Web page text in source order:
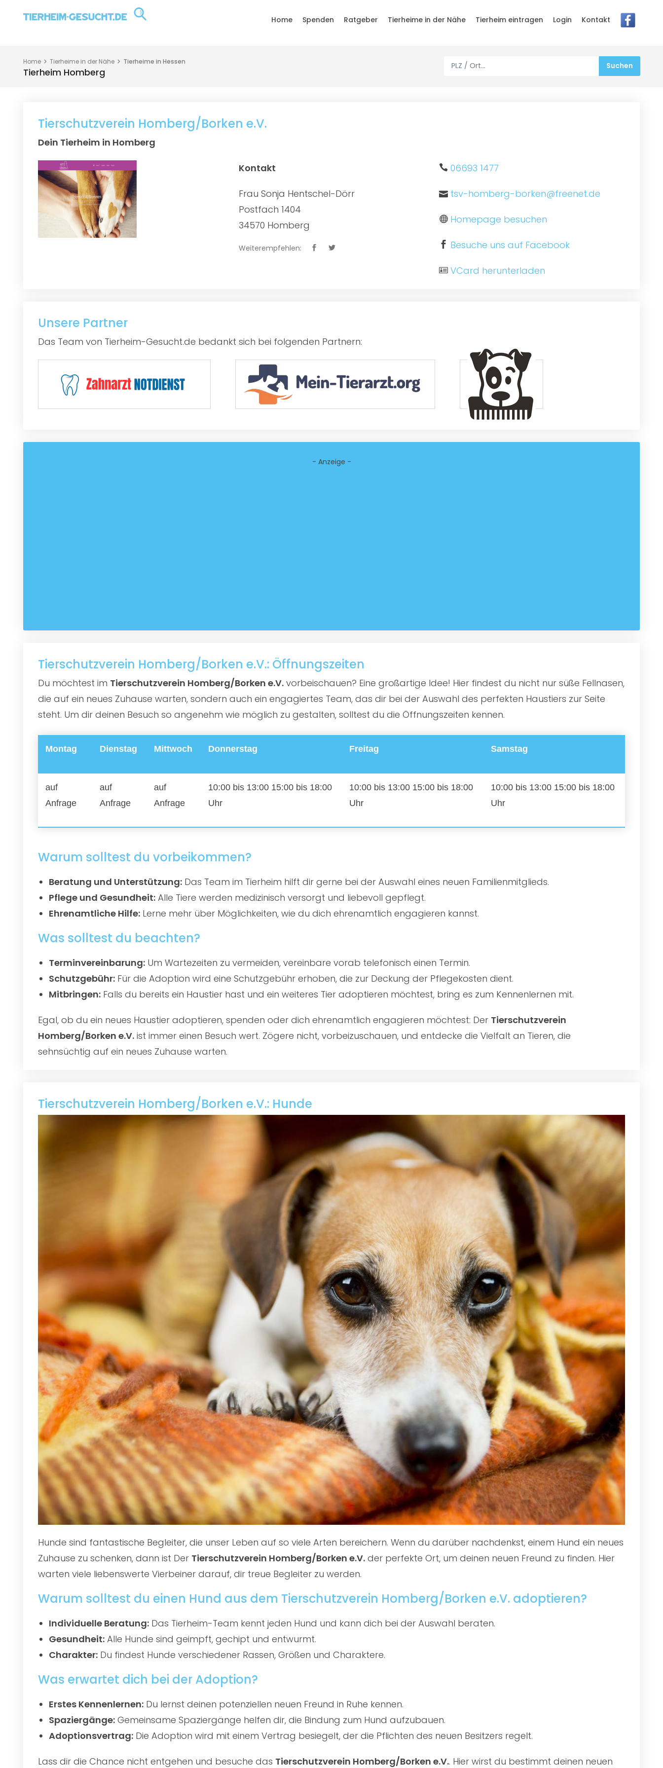
Home Spenden Ratgeber Tierheime in der Nähe Tierheim eintragen Login Kontakt
Home Tierheime in der Nähe Tierheime in Hessen
Tierheim Homberg
Tierschutzverein Homberg/Borken e.V.
Dein Tierheim in Homberg
Kontakt
Frau Sonja Hentschel-Dörr
Postfach 1404
34570 Homberg
Weiterempfehlen:
06693 1477
tsv-homberg-borken@freenet.de
Homepage besuchen
Besuche uns auf Facebook
VCard herunterladen
Unsere Partner
Das Team von Tierheim-Gesucht.de bedankt sich bei folgenden Partnern:
- Anzeige -
Tierschutzverein Homberg/Borken e.V.: Öffnungszeiten
Du möchtest im Tierschutzverein Homberg/Borken e.V. vorbeischauen? Eine großartige Idee! Hier findest du nicht nur süße Fellnasen,
die auf ein neues Zuhause warten, sondern auch ein engagiertes Team, das dir bei der Auswahl des perfekten Haustiers zur Seite
steht. Um dir deinen Besuch so angenehm wie möglich zu gestalten, solltest du die Öffnungszeiten kennen.
Montag Dienstag Mittwoch Donnerstag Freitag Samstag
auf
Anfrage
auf
Anfrage
auf
Anfrage
10:00 bis 13:00 15:00 bis 18:00
Uhr
10:00 bis 13:00 15:00 bis 18:00
Uhr
10:00 bis 13:00 15:00 bis 18:00
Uhr
Warum solltest du vorbeikommen?
Beratung und Unterstützung: Das Team im Tierheim hilft dir gerne bei der Auswahl eines neuen Familienmitglieds.
Pflege und Gesundheit: Alle Tiere werden medizinisch versorgt und liebevoll gepflegt.
Ehrenamtliche Hilfe: Lerne mehr über Möglichkeiten, wie du dich ehrenamtlich engagieren kannst.
Was solltest du beachten?
Terminvereinbarung: Um Wartezeiten zu vermeiden, vereinbare vorab telefonisch einen Termin.
Schutzgebühr: Für die Adoption wird eine Schutzgebühr erhoben, die zur Deckung der Pflegekosten dient.
Mitbringen: Falls du bereits ein Haustier hast und ein weiteres Tier adoptieren möchtest, bring es zum Kennenlernen mit.
Egal, ob du ein neues Haustier adoptieren, spenden oder dich ehrenamtlich engagieren möchtest: Der Tierschutzverein
Homberg/Borken e.V. ist immer einen Besuch wert. Zögere nicht, vorbeizuschauen, und entdecke die Vielfalt an Tieren, die
sehnsüchtig auf ein neues Zuhause warten.
Tierschutzverein Homberg/Borken e.V.: Hunde
Hunde sind fantastische Begleiter, die unser Leben auf so viele Arten bereichern. Wenn du darüber nachdenkst, einem Hund ein neues
Zuhause zu schenken, dann ist Der Tierschutzverein Homberg/Borken e.V. der perfekte Ort, um deinen neuen Freund zu finden. Hier
warten viele liebenswerte Vierbeiner darauf, dir treue Begleiter zu werden.
Warum solltest du einen Hund aus dem Tierschutzverein Homberg/Borken e.V. adoptieren?
Individuelle Beratung: Das Tierheim-Team kennt jeden Hund und kann dich bei der Auswahl beraten.
Gesundheit: Alle Hunde sind geimpft, gechipt und entwurmt.
Charakter: Du findest Hunde verschiedener Rassen, Größen und Charaktere.
Was erwartet dich bei der Adoption?
Erstes Kennenlernen: Du lernst deinen potenziellen neuen Freund in Ruhe kennen.
Spaziergänge: Gemeinsame Spaziergänge helfen dir, die Bindung zum Hund aufzubauen.
Adoptionsvertrag: Die Adoption wird mit einem Vertrag besiegelt, der die Pflichten des neuen Besitzers regelt.
Lass dir die Chance nicht entgehen und besuche das Tierschutzverein Homberg/Borken e.V.. Hier wirst du bestimmt deinen neuen